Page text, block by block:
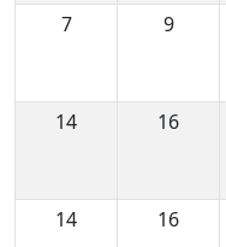
7
9
14
16
14
16